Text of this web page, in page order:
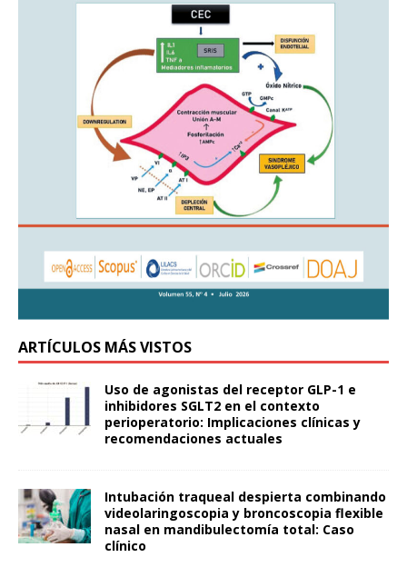
ARTÍCULOS MÁS VISTOS
Uso de agonistas del receptor GLP-1 e
inhibidores SGLT2 en el contexto
perioperatorio: Implicaciones clínicas y
recomendaciones actuales
Intubación traqueal despierta combinando
videolaringoscopia y broncoscopia flexible
nasal en mandibulectomía total: Caso
clínico